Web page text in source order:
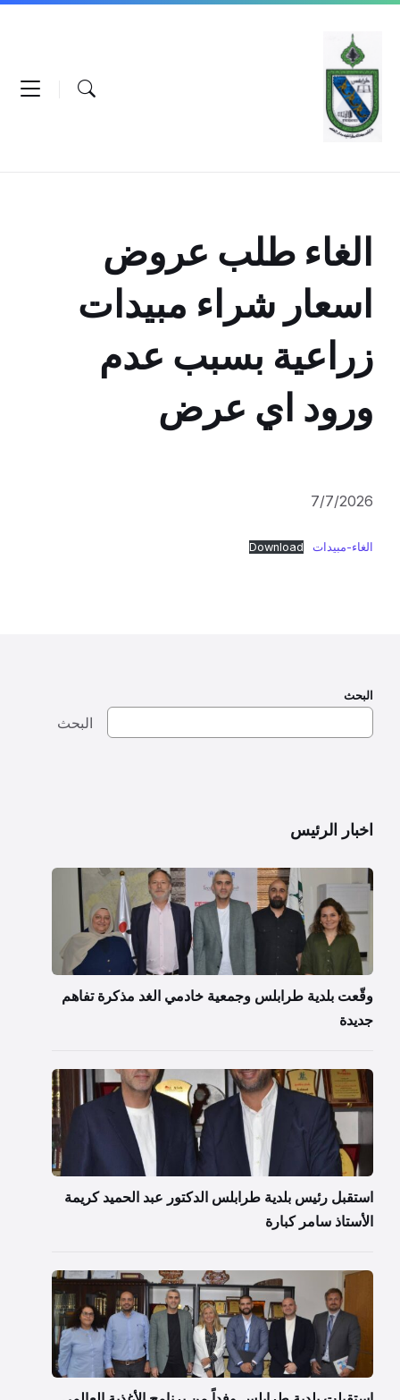
Skip
content
Skip
navigation
Skip
الغاء طلب عروض
اسعار شراء مبيدات
زراعية بسبب عدم
ورود اي عرض
7/7/2026
الغاء-مبيدات Download
البحث
البحث
اخبار الرئيس
وقّعت بلدية طرابلس وجمعية خادمي الغد مذكرة تفاهم
جديدة
استقبل رئيس بلدية طرابلس الدكتور عبد الحميد كريمة
الأستاذ سامر كبارة